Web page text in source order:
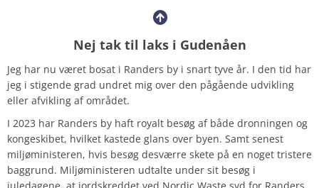
Nej tak til laks i Gudenåen
Jeg har nu været bosat i Randers by i snart tyve år. I den tid har
jeg i stigende grad undret mig over den pågående udvikling
eller afvikling af området.
I 2023 har Randers by haft royalt besøg af både dronningen og
kongeskibet, hvilket kastede glans over byen. Samt senest
miljøministeren, hvis besøg desværre skete på en noget tristere
baggrund. Miljøministeren udtalte under sit besøg i